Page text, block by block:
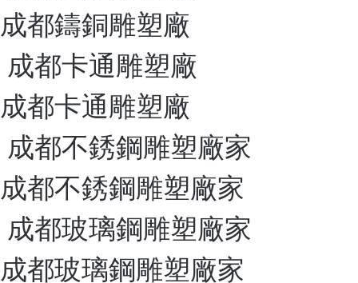
成都鑄銅雕塑廠
成都卡通雕塑廠
成都卡通雕塑廠
成都不銹鋼雕塑廠家
成都不銹鋼雕塑廠家
成都玻璃鋼雕塑廠家
成都玻璃鋼雕塑廠家